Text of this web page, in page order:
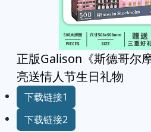
正版Galison《斯德哥尔
亮送情人节生日礼物
下载链接1
下载链接2